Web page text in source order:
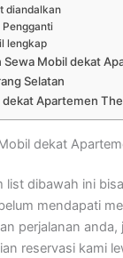
diandalkan
lengkap
Sewa Mobil dekat
Selatan
dekat Apartemen
dekat
list dibawah ini
mendapati
perjalanan anda,
reservasi kami